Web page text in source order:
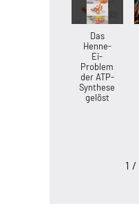
Das
Henne-
Ei-
Problem
der ATP-
Synthese
gelöst
1 /